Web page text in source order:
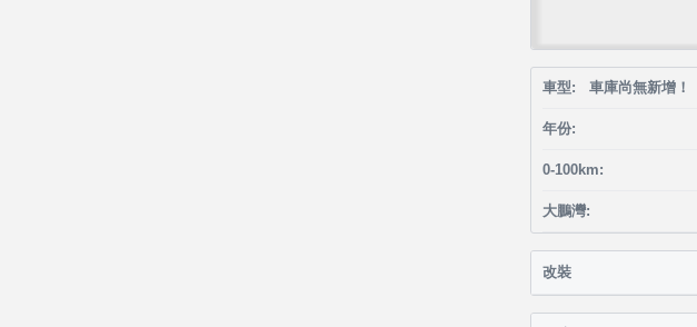
車型: 車庫尚無新增！
年份:
0-100km:
大鵬灣:
改裝